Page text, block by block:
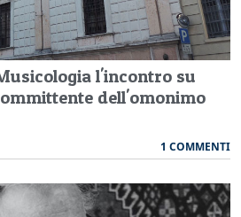
l'incontro su
dell'omonimo
1 COMMENTI